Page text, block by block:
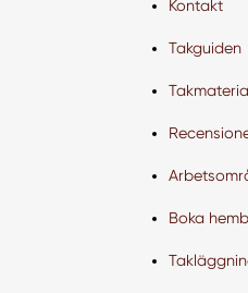
Kontakt
Takguiden
Boka